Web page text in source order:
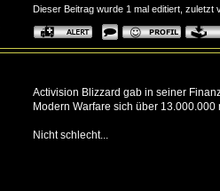
Dieser Beitrag wurde 1 mal editiert, zuletzt
Activision Blizzard gab in seiner
Modern Warfare sich über 13.000.000
Nicht schlecht...